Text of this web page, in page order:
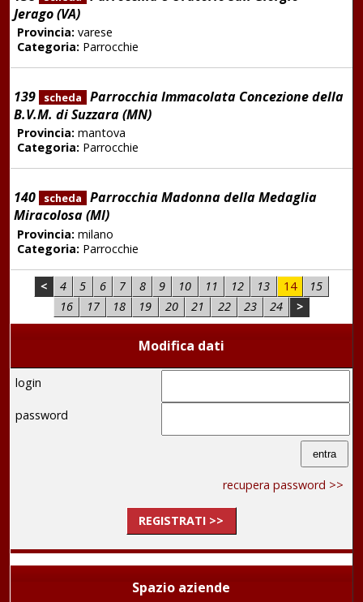
Jerago (VA)
Provincia:varese
Categoria:Parrocchie
139 scheda
Parrocchia Immacolata Concezione della
B.V.M. di Suzzara (MN)
Provincia:mantova
Categoria:Parrocchie
140 scheda
Parrocchia Madonna della Medaglia
Miracolosa (MI)
Provincia:milano
Categoria:Parrocchie
< 4 5 6 7 8 9 10 11 12 13 14
15
16
17 18 19 20 21 22 23 24 >
Modifica dati
login
password
recupera password >>
REGISTRATI >>
Spazio aziende